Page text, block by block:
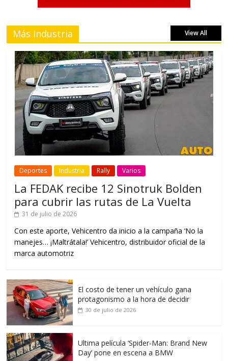
Más Industria View All
Deportes Industria Rally Varios
La FEDAK recibe 12 Sinotruk Bolden
para cubrir las rutas de La Vuelta
31 de julio de 2026
Con este aporte, Vehicentro da inicio a la campaña ‘No la
manejes… ¡Maltrátala!’ Vehicentro, distribuidor oficial de la
marca automotriz
El costo de tener un vehículo gana
protagonismo a la hora de decidir
30 de julio de 2026
Ultima película ‘Spider‑Man: Brand New
Day’ pone en escena a BMW